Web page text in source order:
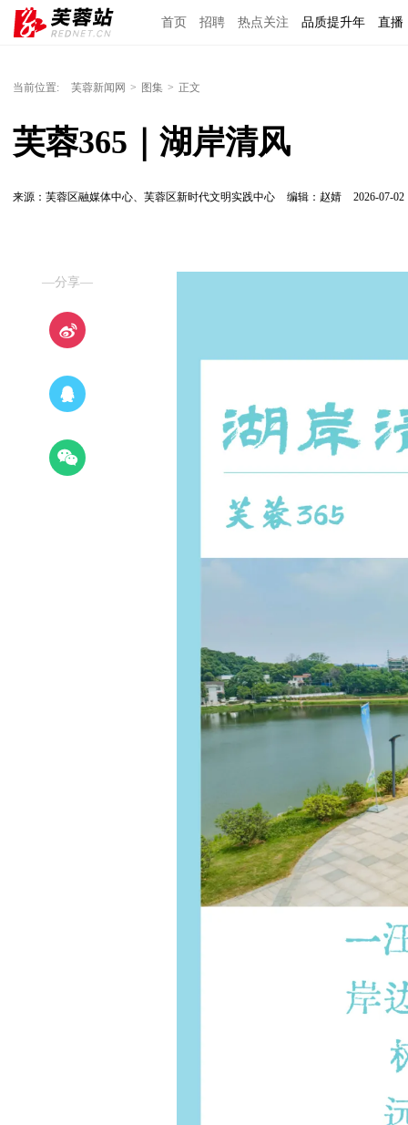
首页 招聘 热点关注 品质提升年 直播
当前位置: 芙蓉新闻网 > 图集 > 正文
芙蓉365｜湖岸清风
来源：芙蓉区融媒体中心、芙蓉区新时代文明实践中心 编辑：赵婧 2026-07-02
—分享—